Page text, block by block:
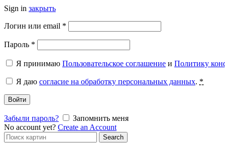
Sign in закрыть
Логин или email *
Пароль *
Я принимаю Пользовательское соглашение и Политику
Я даю согласие на обработку персональных данных. *
Войти
Забыли пароль?
Запомнить меня
No account yet? Create an Account
Search
for:
Search